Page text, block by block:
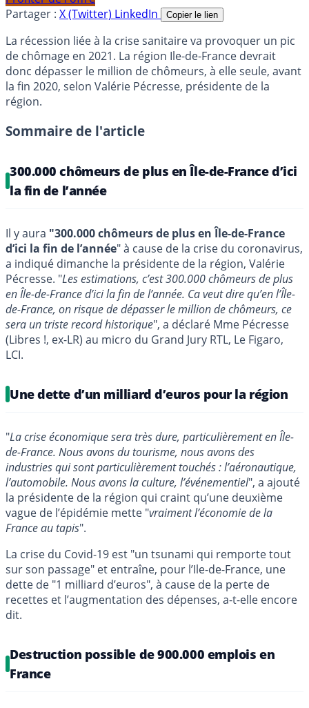
Partager : X (Twitter) LinkedIn Copier le lien
La récession liée à la crise sanitaire va provoquer un pic
de chômage en 2021. La région Ile-de-France devrait
donc dépasser le million de chômeurs, à elle seule, avant
la fin 2020, selon Valérie Pécresse, présidente de la
région.
Sommaire de l'article
300.000 chômeurs de plus en Île-de-France d’ici
la fin de l’année
Il y aura "300.000 chômeurs de plus en Île-de-France
d’ici la fin de l’année" à cause de la crise du coronavirus,
a indiqué dimanche la présidente de la région, Valérie
Pécresse. "Les estimations, c’est 300.000 chômeurs de plus
en Île-de-France d’ici la fin de l’année. Ca veut dire qu’en l’Île-
de-France, on risque de dépasser le million de chômeurs, ce
sera un triste record historique", a déclaré Mme Pécresse
(Libres !, ex-LR) au micro du Grand Jury RTL, Le Figaro,
LCI.
Une dette d’un milliard d’euros pour la région
"La crise économique sera très dure, particulièrement en Île-
de-France. Nous avons du tourisme, nous avons des
industries qui sont particulièrement touchés : l’aéronautique,
l’automobile. Nous avons la culture, l’événementiel", a ajouté
la présidente de la région qui craint qu’une deuxième
vague de l’épidémie mette "vraiment l’économie de la
France au tapis".
La crise du Covid-19 est "un tsunami qui remporte tout
sur son passage" et entraîne, pour l’Ile-de-France, une
dette de "1 milliard d’euros", à cause de la perte de
recettes et l’augmentation des dépenses, a-t-elle encore
dit.
Destruction possible de 900.000 emplois en
France